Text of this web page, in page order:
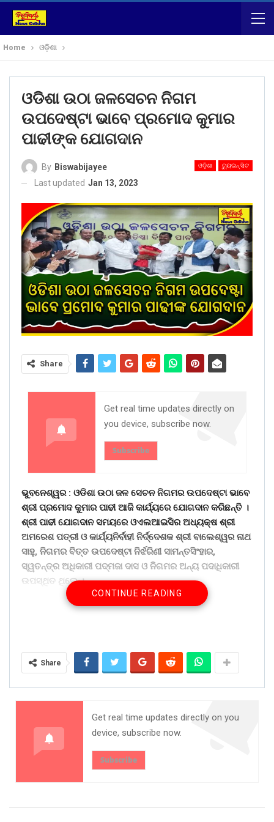
Home ଓଡ଼ିଶା
ଓଡିଶା ଉଠା ଜଳସେଚନ ନିଗମ
ଉପଦେଷ୍ଟା ଭାବେ ପ୍ରମୋଦ କୁମାର
ପାଢୀଙ୍କ ଯୋଗଦାନ
ଓଡ଼ିଶା ଟ୍ୟୁଇନ୍ ସିଟ
By Biswabijayee
Last updated Jan 13, 2023
Share
Get real time updates directly on
you device, subscribe now.
Subscribe
ଭୁବନେଶ୍ୱର : ଓଡିଶା ଉଠା ଜଳ ସେଚନ ନିଗମର ଉପଦେଷ୍ଟା ଭାବେ
ଶ୍ରୀ ପ୍ରମୋଦ କୁମାର ପାଢୀ ଆଜି କାର୍ଯ୍ୟରେ ଯୋଗଦାନ କରିଛନ୍ତି ।
ଶ୍ରୀ ପାଢୀ ଯୋଗଦାନ ସମୟରେ ଓଏଲଆଇସିର ଅଧ୍ୟକ୍ଷ ଶ୍ରୀ
ଅମରେଶ ପତ୍ରୀ ଓ କାର୍ଯ୍ୟନିର୍ବାହୀ ନିର୍ଦ୍ଦେଶକ ଶ୍ରୀ ବାଲେଶ୍ୱର ନାଥ
ସାହୁ, ନିଗମର ବିତ୍ତ ଉପଦେଷ୍ଟା ନିର୍ଝରିଣୀ ସାମନ୍ତସିଂହାର,
ସ୍ୱତନ୍ତ୍ର ଅଧିକାରୀ ପଦ୍ମଜା ଦାସ ଓ ନିଗମର ଅନ୍ୟ ପଦାଧିକାରୀ
ଉପସ୍ଥିତ ଥିଲେ ।
ଅନ୍ୟମାନଙ୍କ ମଧ୍ୟରେ ନବରଙ୍ଗପୁର ସାଂସଦ ଶ୍ରୀ ରମେଶ ମାଝି,
CONTINUE READING
Share
Get real time updates directly on you
device, subscribe now.
Subscribe